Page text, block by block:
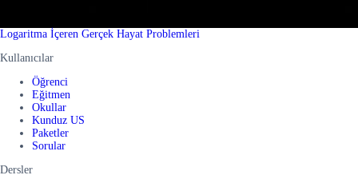
Logaritma İçeren Gerçek Hayat Problemleri
Kullanıcılar
Öğrenci
Eğitmen
Okullar
Kunduz US
Paketler
Sorular
Dersler